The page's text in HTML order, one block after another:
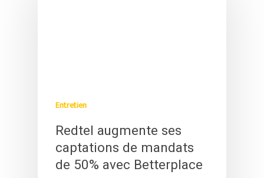
Entretien
Redtel augmente ses
captations de mandats
de 50% avec Betterplace